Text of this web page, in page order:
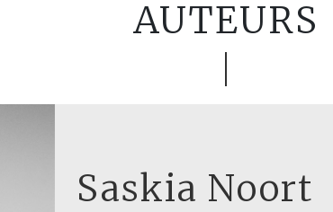
AUTEURS
Saskia Noort